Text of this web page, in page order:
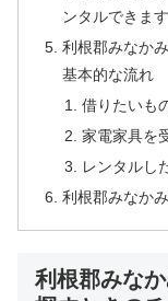
ンタルできます
利根郡みなか
基本的な流れ
借りたいも
家電家具を
レンタルし
利根郡みなか
利根郡みな